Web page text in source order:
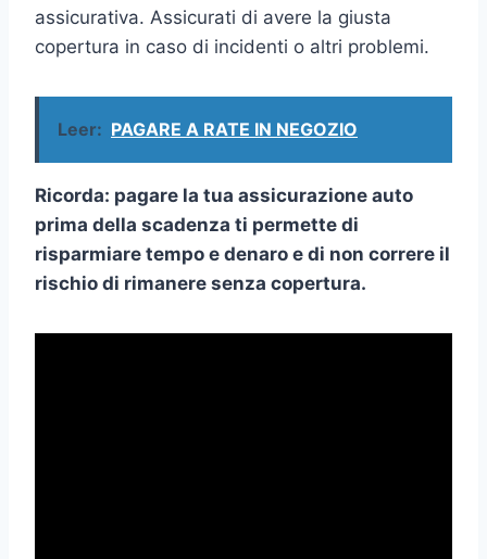
assicurativa. Assicurati di avere la giusta
copertura in caso di incidenti o altri problemi.
Leer: PAGARE A RATE IN NEGOZIO
Ricorda: pagare la tua assicurazione auto
prima della scadenza ti permette di
risparmiare tempo e denaro e di non correre il
rischio di rimanere senza copertura.